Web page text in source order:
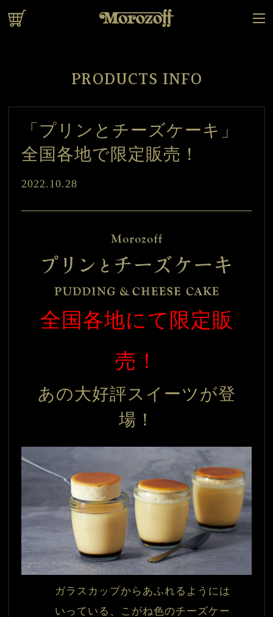
PRODUCTS INFO
「プリンとチーズケーキ」
全国各地で限定販売！
2022.10.28
全国各地にて限定販
売！
あの大好評スイーツが登
場！
ガラスカップからあふれるようには
いっている、こがね色のチーズケー